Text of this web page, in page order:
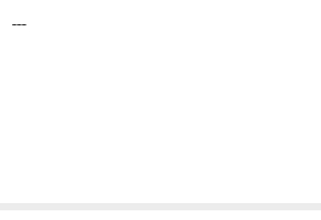
---